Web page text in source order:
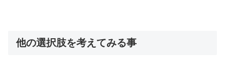
他の選択肢を考えてみる事